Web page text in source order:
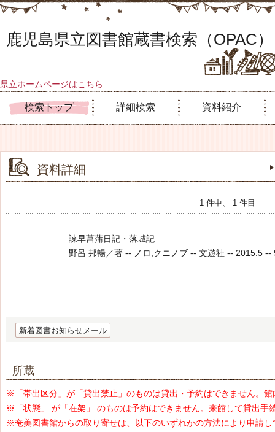
鹿児島県立図書館蔵書検索（OPAC）
県立ホームページはこちら
検索トップ 詳細検索 資料紹介
資料詳細
1 件中、 1 件目
諫早菖蒲日記・落城記
野呂 邦暢／著 -- ノロ,クニノブ -- 文遊社 -- 2015.5 --
新着図書お知らせメール
所蔵
※「帯出区分」が「貸出禁止」のものは貸出・予約はできません。
※「状態」 が「在架」 のものは予約はできません。来館して貸出手
※奄美図書館からの取り寄せは、以下のいずれかの方法により申請し